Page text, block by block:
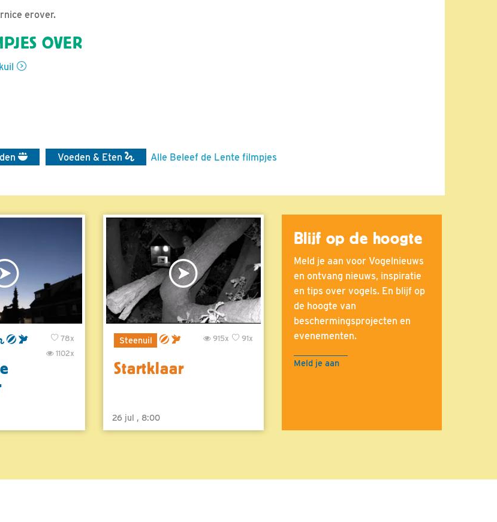
erover.
OVER
Voeden & Eten Alle Beleef de Lente filmpjes
78x
1102x
Steenuil 91x
915x
Startklaar
26 jul , 8:00
Blijf op de hoogte
Meld je aan voor Vogelnieuws
en ontvang nieuws, inspiratie
en tips over vogels. En blijf op
de hoogte van
beschermingsprojecten en
evenementen.
Meld je aan